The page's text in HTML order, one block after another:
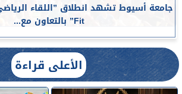
Fit” بالتعاون مع...
الأعلى قراءة